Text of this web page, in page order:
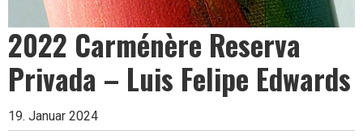
kurz
für
2022 Carménère Reserva
Privada – Luis Felipe Edwards
19. Januar 2024